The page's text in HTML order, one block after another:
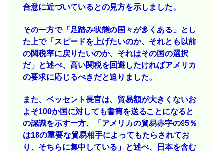
合意に近づいているとの見方を示しました。
その一方で「足踏み状態の国々が多くある」とし
た上で「スピードを上げたいのか、それとも以前
の関税率に戻りたいのか、それはその国の選択
だ」と述べ、高い関税を回避したければアメリカ
の要求に応じるべきだと迫りました。
また、ベッセント長官は、貿易額が大きくないお
よそ100か国に対しても書簡を送ることになると
の認識を示す一方、「アメリカの貿易赤字の95％
は18の重要な貿易相手によってもたらされてお
り、そちらに集中している」と述べ、日本を含む